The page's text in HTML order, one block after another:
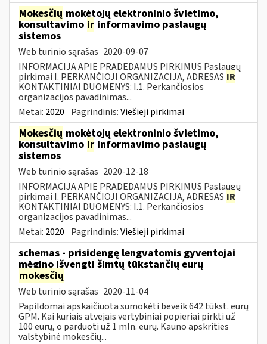
Mokesčių mokėtojų elektroninio švietimo,
konsultavimo ir informavimo paslaugų
sistemos
Web turinio sąrašas 2020-09-07
INFORMACIJA APIE PRADEDAMUS PIRKIMUS Paslaugų
pirkimai I. PERKANČIOJI ORGANIZACIJA, ADRESAS IR
KONTAKTINIAI DUOMENYS: I.1. Perkančiosios
organizacijos pavadinimas...
Metai: 2020 Pagrindinis:Viešieji pirkimai
Mokesčių mokėtojų elektroninio švietimo,
konsultavimo ir informavimo paslaugų
sistemos
Web turinio sąrašas 2020-12-18
INFORMACIJA APIE PRADEDAMUS PIRKIMUS Paslaugų
pirkimai I. PERKANČIOJI ORGANIZACIJA, ADRESAS IR
KONTAKTINIAI DUOMENYS: I.1. Perkančiosios
organizacijos pavadinimas...
Metai: 2020 Pagrindinis:Viešieji pirkimai
schemas - prisidengę lengvatomis gyventojai
mėgino išvengti šimtų tūkstančių eurų
mokesčių
Web turinio sąrašas 2020-11-04
Papildomai apskaičiuota sumokėti beveik 642 tūkst. eurų
GPM. Kai kuriais atvejais vertybiniai popieriai pirkti už
100 eurų, o parduoti už 1 mln. eurų. Kauno apskrities
valstybinė mokesčių...